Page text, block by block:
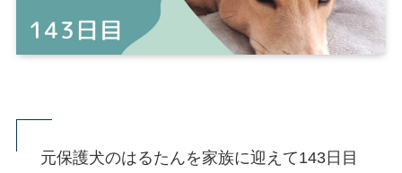
元保護犬のはるたんを家族に迎えて143日目